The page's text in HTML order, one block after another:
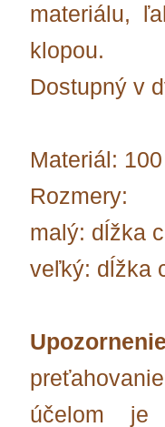
materiálu,
klopou.
Dostupný v
Materiál:
Rozmery:
malý: dĺžka
veľký: dĺžka
účelom je